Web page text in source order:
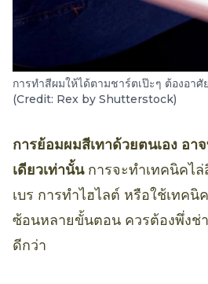
การทำสีผมให้ได้ตามชาร์ตเป๊ะๆ ต้องอา
(Credit: Rex by Shutterstock)
การย้อมผมสีเทาด้วยตนเอง อา
เดียวเท่านั้นการจะทำเทคนิคไ
เบร การทำไฮไลต์ หรือใช้เทค
ซ้อนหลายขั้นตอน ควรต้องพึ่งช่
ดีกว่า